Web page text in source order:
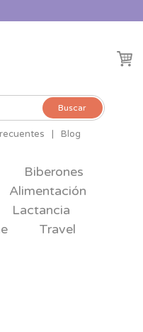
Buscar
Blog
Biberones
Alimentación
Lactancia
Travel